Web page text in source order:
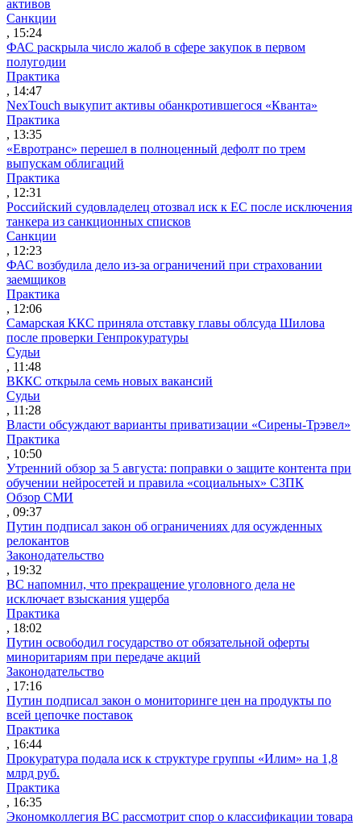
активов
Санкции
, 15:24
ФАС раскрыла число жалоб в сфере закупок в первом
полугодии
Практика
, 14:47
NexTouch выкупит активы обанкротившегося «Кванта»
Практика
, 13:35
«Евротранс» перешел в полноценный дефолт по трем
выпускам облигаций
Практика
, 12:31
Российский судовладелец отозвал иск к ЕС после исключения
танкера из санкционных списков
Санкции
, 12:23
ФАС возбудила дело из-за ограничений при страховании
заемщиков
Практика
, 12:06
Самарская ККС приняла отставку главы облсуда Шилова
после проверки Генпрокуратуры
Судьи
, 11:48
ВККС открыла семь новых вакансий
Судьи
, 11:28
Власти обсуждают варианты приватизации «Сирены-Трэвел»
Практика
, 10:50
Утренний обзор за 5 августа: поправки о защите контента при
обучении нейросетей и правила «социальных» СЗПК
Обзор СМИ
, 09:37
Путин подписал закон об ограничениях для осужденных
релокантов
Законодательство
, 19:32
ВС напомнил, что прекращение уголовного дела не
исключает взыскания ущерба
Практика
, 18:02
Путин освободил государство от обязательной оферты
миноритариям при передаче акций
Законодательство
, 17:16
Путин подписал закон о мониторинге цен на продукты по
всей цепочке поставок
Практика
, 16:44
Прокуратура подала иск к структуре группы «Илим» на 1,8
млрд руб.
Практика
, 16:35
Экономколлегия ВС рассмотрит спор о классификации товара